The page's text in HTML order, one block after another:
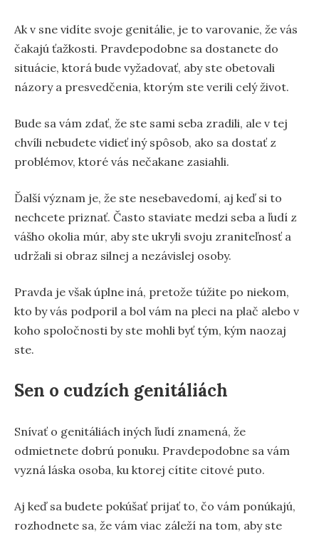
Ak v sne vidíte svoje genitálie, je to varovanie, že vás
čakajú ťažkosti. Pravdepodobne sa dostanete do
situácie, ktorá bude vyžadovať, aby ste obetovali
názory a presvedčenia, ktorým ste verili celý život.
Bude sa vám zdať, že ste sami seba zradili, ale v tej
chvíli nebudete vidieť iný spôsob, ako sa dostať z
problémov, ktoré vás nečakane zasiahli.
Ďalší význam je, že ste nesebavedomí, aj keď si to
nechcete priznať. Často staviate medzi seba a ľudí z
vášho okolia múr, aby ste ukryli svoju zraniteľnosť a
udržali si obraz silnej a nezávislej osoby.
Pravda je však úplne iná, pretože túžite po niekom,
kto by vás podporil a bol vám na pleci na plač alebo v
koho spoločnosti by ste mohli byť tým, kým naozaj
ste.
Sen o cudzích genitáliách
Snívať o genitáliách iných ľudí znamená, že
odmietnete dobrú ponuku. Pravdepodobne sa vám
vyzná láska osoba, ku ktorej cítite citové puto.
Aj keď sa budete pokúšať prijať to, čo vám ponúkajú,
rozhodnete sa, že vám viac záleží na tom, aby ste